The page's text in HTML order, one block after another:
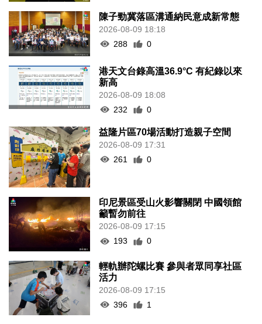
陳子勁冀落區溝通納民意成新常態
2026-08-09 18:18
288
0
港天文台錄高溫36.9°C 有紀錄以來
新高
2026-08-09 18:08
232
0
益隆片區70場活動打造親子空間
2026-08-09 17:31
261
0
印尼景區受山火影響關閉 中國領館
籲暫勿前往
2026-08-09 17:15
193
0
輕軌辦陀螺比賽 參與者眾同享社區
活力
2026-08-09 17:15
396
1